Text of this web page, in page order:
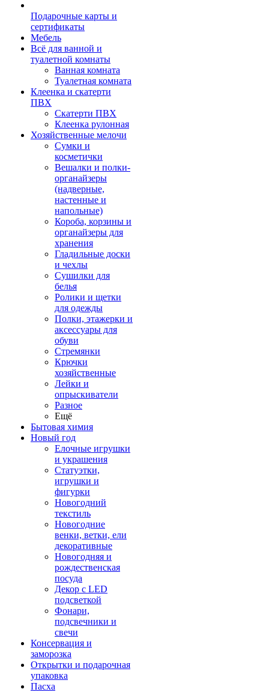
Подарочные карты и
сертификаты
Мебель
Всё для ванной и
туалетной комнаты
Ванная комната
Туалетная комната
Клеенка и скатерти
ПВХ
Скатерти ПВХ
Клеенка рулонная
Хозяйственные мелочи
Сумки и
косметички
Вешалки и полки-
органайзеры
(надверные,
настенные и
напольные)
Короба, корзины и
органайзеры для
хранения
Гладильные доски
и чехлы
Сушилки для
белья
Ролики и щетки
для одежды
Полки, этажерки и
аксессуары для
обуви
Стремянки
Крючки
хозяйственные
Лейки и
опрыскиватели
Разное
Ещё
Бытовая химия
Новый год
Елочные игрушки
и украшения
Статуэтки,
игрушки и
фигурки
Новогодний
текстиль
Новогодние
венки, ветки, ели
декоративные
Новогодняя и
рождественская
посуда
Декор с LED
подсветкой
Фонари,
подсвечники и
свечи
Консервация и
заморозка
Открытки и подарочная
упаковка
Пасха